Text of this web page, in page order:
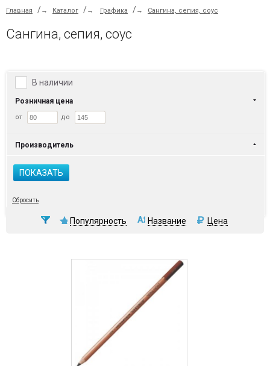
Главная → Каталог → Графика → Сангина, сепия, соус
Сангина, сепия, соус
В наличии
Розничная цена
от до
Производитель
ПОКАЗАТЬ
Сбросить
Популярность Название Цена